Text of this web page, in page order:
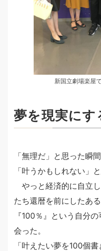
新国立劇場楽屋
夢を現実にす
「無理だ」と思った
「叶うかもしれない」
やっと経済的に自立
たち還暦を前にしたあ
『100％』という自分
会った。
「叶えたい夢を100個書